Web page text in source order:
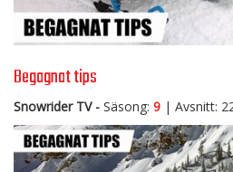
Begagnat tips
Snowrider TV - Säsong: 9 | Avsnitt: